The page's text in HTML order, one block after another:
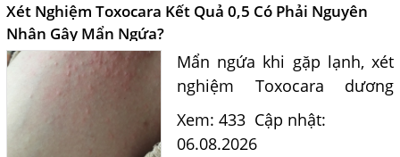
Xét Nghiệm Toxocara Kết Quả 0,5 Có Phải Nguyên
Nhân Gây Mẩn Ngứa?
Mẩn ngứa khi gặp lạnh, xét
nghiệm Toxocara dương
tính 0,5 có phải nguyên
nhân? Tiến sĩ Bác sĩ Nguyễn
Xem: 433 Cập nhật:
06.08.2026